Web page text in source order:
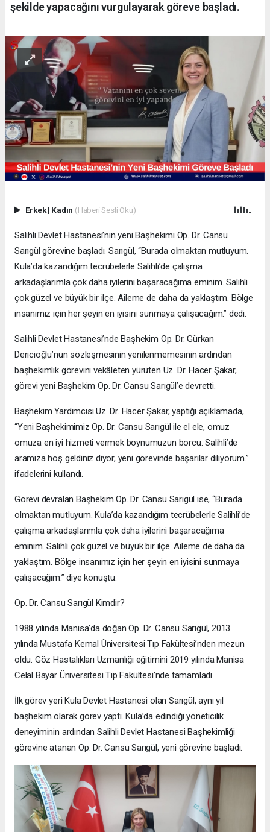
şekilde yapacağını vurgulayarak göreve başladı.
Erkek| Kadın (Haberi Sesli Oku)
Salihli Devlet Hastanesi’nin yeni Başhekimi Op. Dr. Cansu
Sarıgül görevine başladı. Sarıgül, “Burada olmaktan mutluyum.
Kula’da kazandığım tecrübelerle Salihli’de çalışma
arkadaşlarımla çok daha iyilerini başaracağıma eminim. Salihli
çok güzel ve büyük bir ilçe. Aileme de daha da yaklaştım. Bölge
insanımız için her şeyin en iyisini sunmaya çalışacağım.” dedi.
Salihli Devlet Hastanesi’nde Başhekim Op. Dr. Gürkan
Dericioğlu’nun sözleşmesinin yenilenmemesinin ardından
başhekimlik görevini vekâleten yürüten Uz. Dr. Hacer Şakar,
görevi yeni Başhekim Op. Dr. Cansu Sarıgül’e devretti.
Başhekim Yardımcısı Uz. Dr. Hacer Şakar, yaptığı açıklamada,
“Yeni Başhekimimiz Op. Dr. Cansu Sarıgül ile el ele, omuz
omuza en iyi hizmeti vermek boynumuzun borcu. Salihli’de
aramıza hoş geldiniz diyor, yeni görevinde başarılar diliyorum.”
ifadelerini kullandı.
Görevi devralan Başhekim Op. Dr. Cansu Sarıgül ise, “Burada
olmaktan mutluyum. Kula’da kazandığım tecrübelerle Salihli’de
çalışma arkadaşlarımla çok daha iyilerini başaracağıma
eminim. Salihli çok güzel ve büyük bir ilçe. Aileme de daha da
yaklaştım. Bölge insanımız için her şeyin en iyisini sunmaya
çalışacağım.” diye konuştu.
Op. Dr. Cansu Sarıgül Kimdir?
1988 yılında Manisa’da doğan Op. Dr. Cansu Sarıgül, 2013
yılında Mustafa Kemal Üniversitesi Tıp Fakültesi’nden mezun
oldu. Göz Hastalıkları Uzmanlığı eğitimini 2019 yılında Manisa
Celal Bayar Üniversitesi Tıp Fakültesi’nde tamamladı.
İlk görev yeri Kula Devlet Hastanesi olan Sarıgül, aynı yıl
başhekim olarak görev yaptı. Kula’da edindiği yöneticilik
deneyiminin ardından Salihli Devlet Hastanesi Başhekimliği
görevine atanan Op. Dr. Cansu Sarıgül, yeni görevine başladı.